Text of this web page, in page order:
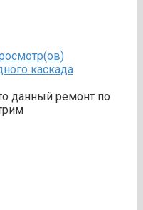
каскада
данный ремонт по